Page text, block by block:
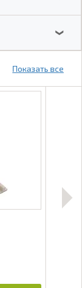
❯
Показать все